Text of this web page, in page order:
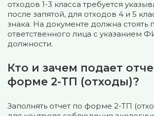
отходов 1-3 класса требуется
после запятой, для отходов 4 и 5
знака. На документе должна стоять
ответственного лица с указанием
должности.
Кто и зачем подает
форме 2-ТП (отходы)?
Заполнять отчет по форме 2-ТП